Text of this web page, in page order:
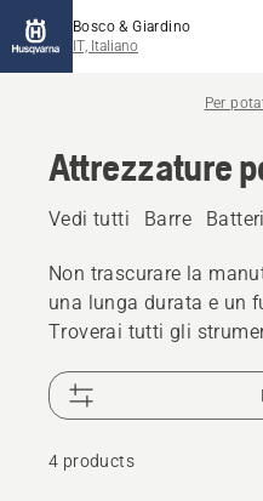
Bosco & Giardino
IT, Italiano
Per
Attrezzature
Vedi tutti Barre
Non trascurare la
una lunga durata e un
Troverai tutti gli
4 products